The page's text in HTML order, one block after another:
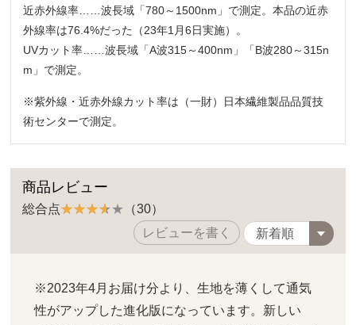
近赤外線率……波長域「780～1500nm」で測定。本品の近赤
外線率は76.4%だった（23年1月6日実施）。
UVカット率……波長域「A波315～400nm」「B波280～315n
m」で測定。
※紫外線・近赤外線カット率は（一財）日本繊維製品品質技
術センターで測定。
商品レビュー
総合点
（30）
レビューを書く
※2023年4月お届け分より、生地を薄くして通気
性がアップした進化版になっています。新しい